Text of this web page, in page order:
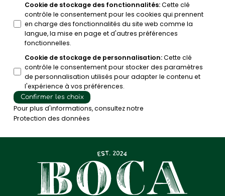
Cookie de stockage des fonctionnalités:Cette clé
contrôle le consentement pour les cookies qui prennent
en charge des fonctionnalités du site web comme la
langue, la mise en page et d'autres préférences
fonctionnelles.
Cookie de stockage de personnalisation:Cette clé
contrôle le consentement pour stocker des paramètres
de personnalisation utilisés pour adapter le contenu et
l'expérience à vos préférences.
Confirmer les choix
Pour plus d'informations, consultez notre
Protection des données